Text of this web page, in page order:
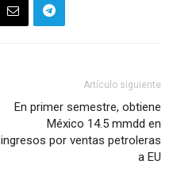
Artículo siguiente
En primer semestre, obtiene
México 14.5 mmdd en
ingresos por ventas petroleras
a EU